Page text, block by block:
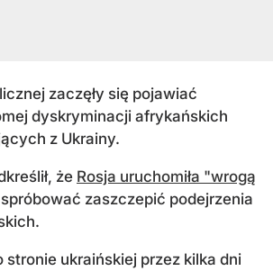
zaczęły się pojawiać
dyskryminacji afrykańskich
z Ukrainy.
że Rosja uruchomiła "wrogą
zaszczepić podejrzenia
stronie ukraińskiej przez kilka dni